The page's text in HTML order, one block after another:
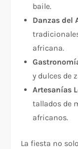
baile.
Danzas del
africana.
y dulces de
Artesanías
tallados de
africanos.
La fiesta no